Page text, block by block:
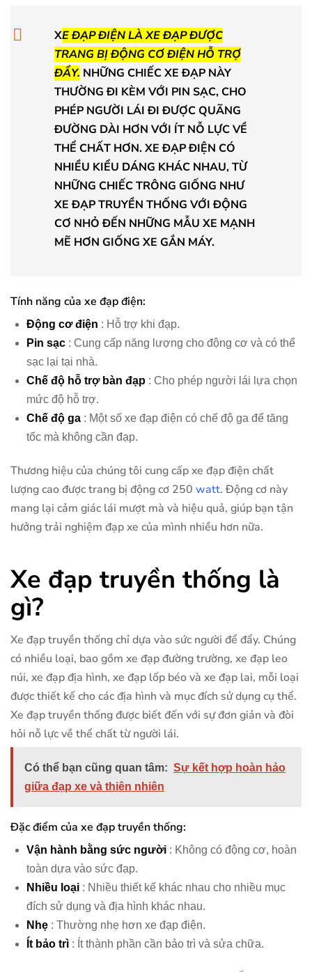
XE ĐẠP ĐIỆNLÀ XE ĐẠP ĐƯỢC
TRANG BỊ ĐỘNG CƠ ĐIỆN HỖ TRỢ
ĐẨY. NHỮNG CHIẾC XE ĐẠP NÀY
THƯỜNG ĐI KÈM VỚI PIN SẠC, CHO
PHÉP NGƯỜI LÁI ĐI ĐƯỢC QUÃNG
ĐƯỜNG DÀI HƠN VỚI ÍT NỖ LỰC VỀ
THỂ CHẤT HƠN. XE ĐẠP ĐIỆN CÓ
NHIỀU KIỂU DÁNG KHÁC NHAU, TỪ
NHỮNG CHIẾC TRÔNG GIỐNG NHƯ
XE ĐẠP TRUYỀN THỐNG VỚI ĐỘNG
CƠ NHỎ ĐẾN NHỮNG MẪU XE MẠNH
MẼ HƠN GIỐNG XE GẮN MÁY.
Tính năng của xe đạp điện:
Động cơ điện : Hỗ trợ khi đạp.
Pin sạc: Cung cấp năng lượng cho động cơ và có thể
sạc lại tại nhà.
Chế độ hỗ trợ bàn đạp: Cho phép người lái lựa chọn
mức độ hỗ trợ.
Chế độ ga: Một số xe đạp điện có chế độ ga để tăng
tốc mà không cần đạp.
Thương hiệu của chúng tôi cung cấp xe đạp điện chất
lượng cao được trang bị động cơ 250 watt. Động cơ này
mang lại cảm giác lái mượt mà và hiệu quả, giúp bạn tận
hưởng trải nghiệm đạp xe của mình nhiều hơn nữa.
Xe đạp truyền thống là
gì?
Xe đạp truyền thống chỉ dựa vào sức người để đẩy. Chúng
có nhiều loại, bao gồm xe đạp đường trường, xe đạp leo
núi, xe đạp địa hình, xe đạp lốp béo và xe đạp lai, mỗi loại
được thiết kế cho các địa hình và mục đích sử dụng cụ thể.
Xe đạp truyền thống được biết đến với sự đơn giản và đòi
hỏi nỗ lực về thể chất từ ​​người lái.
Có thể bạn cũng quan tâm: Sự kết hợp hoàn hảo
giữa đạp xe và thiên nhiên
Đặc điểm của xe đạp truyền thống:
Vận hành bằng sức người: Không có động cơ, hoàn
toàn dựa vào sức đạp.
Nhiều loại: Nhiều thiết kế khác nhau cho nhiều mục
đích sử dụng và địa hình khác nhau.
Nhẹ: Thường nhẹ hơn xe đạp điện.
Ít bảo trì: Ít thành phần cần bảo trì và sửa chữa.